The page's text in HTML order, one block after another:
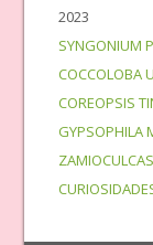
2023
SYNGONIUM
COCCOLOBA
COREOPSIS
GYPSOPHILA